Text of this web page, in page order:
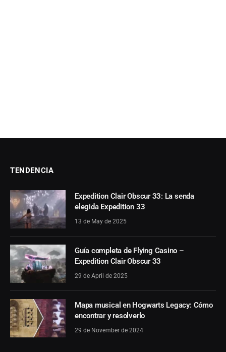
TENDENCIA
Expedition Clair Obscur 33: La senda
elegida Expedition 33
13 de May de 2025
Guía completa de Flying Casino –
Expedition Clair Obscur 33
29 de April de 2025
Mapa musical en Hogwarts Legacy: Cómo
encontrar y resolverlo
29 de November de 2024